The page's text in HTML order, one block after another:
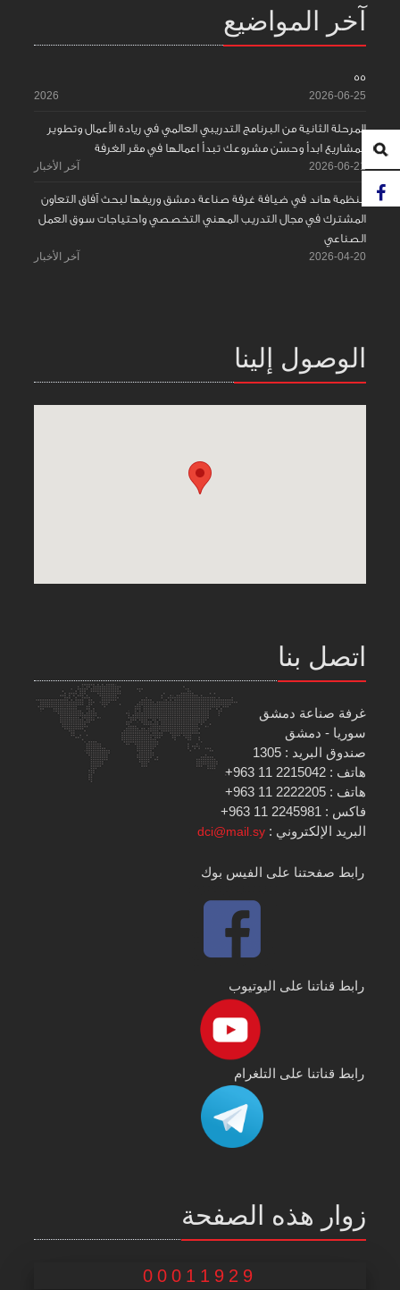
آخر المواضيع
55
2026-06-25
2026
المرحلة الثانية من البرنامج التدريبي العالمي في ريادة الأعمال وتطوير
المشاريع ابدأ وحسّن مشروعك تبدأ اعمالها في مقر الغرفة
2026-06-21 آخر الأخبار
منظمة هاند في ضيافة غرفة صناعة دمشق وريفها لبحث آفاق التعاون
المشترك في مجال التدريب المهني التخصصي واحتياجات سوق العمل
الصناعي
2026-04-20 آخر الأخبار
الوصول إلينا
اتصل بنا
غرفة صناعة دمشق
سوريا - دمشق
صندوق البريد : 1305
هاتف : 2215042 11 963+
هاتف : 2222205 11 963+
فاكس : 2245981 11 963+
البريد الإلكتروني :dci@mail.sy
رابط صفحتنا على الفيس بوك
رابط قناتنا على اليوتيوب
رابط قناتنا على التلغرام
زوار هذه الصفحة
00011929